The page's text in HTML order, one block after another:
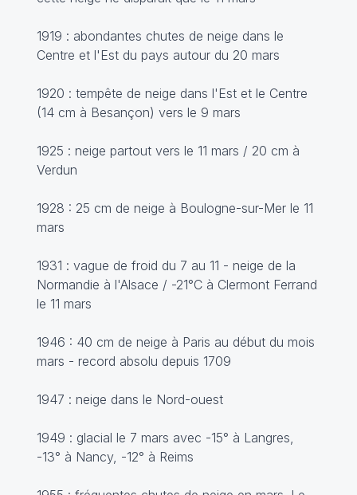
1919 : abondantes chutes de neige dans le
Centre et l'Est du pays autour du 20 mars
1920 : tempête de neige dans l'Est et le Centre
(14 cm à Besançon) vers le 9 mars
1925 : neige partout vers le 11 mars / 20 cm à
Verdun
1928 : 25 cm de neige à Boulogne-sur-Mer le 11
mars
1931 : vague de froid du 7 au 11 - neige de la
Normandie à l'Alsace / -21°C à Clermont Ferrand
le 11 mars
1946 : 40 cm de neige à Paris au début du mois
mars - record absolu depuis 1709
1947 : neige dans le Nord-ouest
1949 : glacial le 7 mars avec -15° à Langres,
-13° à Nancy, -12° à Reims